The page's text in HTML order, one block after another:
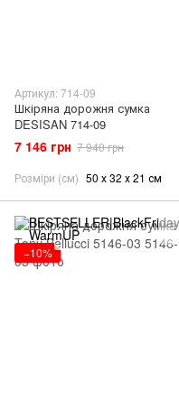
Артикул: 714-09
Шкіряна дорожня сумка
DESISAN 714-09
7 146 грн 7 940 грн
Розміри (см) 50 х 32 х 21 см
−10%